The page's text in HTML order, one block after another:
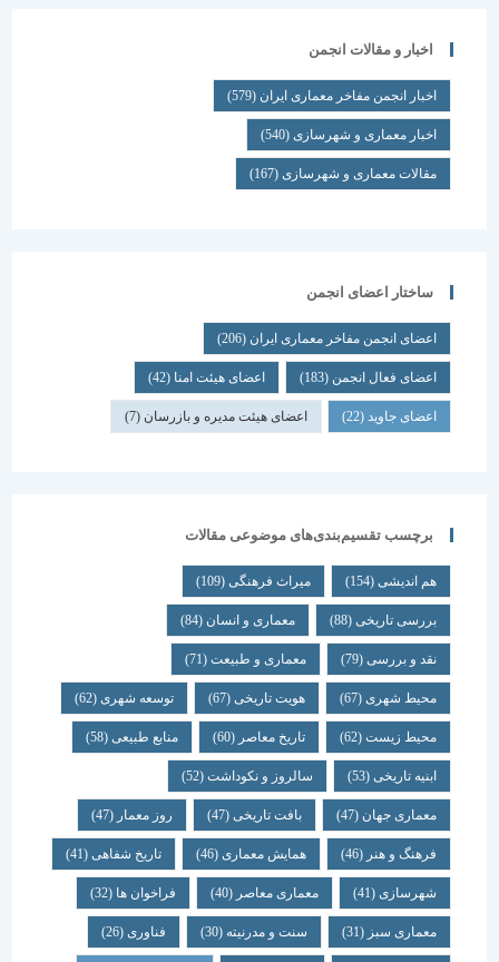
اخبار و مقالات انجمن
اخبار انجمن مفاخر معماری ایران (579)
اخبار معماری و شهرسازی(540)
مقالات معماری و شهرسازی(167)
ساختار اعضای انجمن
اعضای انجمن مفاخر معماری ایران (206)
اعضای فعال انجمن(183) اعضای هیئت امنا(42)
اعضای جاوید(22) اعضای هیئت مدیره و بازرسان(7)
برچسب تقسیم‌بندی‌های موضوعی مقالات
هم اندیشی (154) میراث فرهنگی (109)
بررسی تاریخی (88) معماری و انسان (84)
نقد و بررسی (79) معماری و طبیعت (71)
محیط شهری(67) هویت تاریخی(67) توسعه شهری(62)
محیط زیست(62) تاریخ معاصر(60) منابع طبیعی(58)
ابنیه تاریخی(53) سالروز و نکوداشت(52)
معماری جهان (47) بافت تاریخی(47) روز معمار(47)
فرهنگ و هنر(46) همایش معماری (46) تاریخ شفاهی (41)
شهرسازی(41) معماری معاصر(40) فراخوان ها (32)
معماری سبز(31) سنت و مدرنیته(30) فناوری (26)